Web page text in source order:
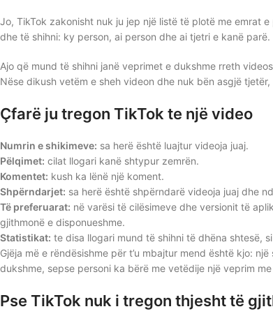
Jo, TikTok zakonisht nuk ju jep një listë të plotë me emrat
dhe të shihni: ky person, ai person dhe ai tjetri e kanë parë.
Ajo që mund të shihni janë veprimet e dukshme rreth
Nëse dikush vetëm e sheh videon dhe nuk bën asgjë
Çfarë ju tregon TikTok te një video
Numrin e shikimeve: sa herë është luajtur videoja juaj.
Pëlqimet: cilat llogari kanë shtypur zemrën.
Komentet: kush ka lënë një koment.
Shpërndarjet: sa herë është shpërndarë videoja juaj dhe
Të preferuarat: në varësi të cilësimeve dhe versionit të
gjithmonë e disponueshme.
Statistikat: te disa llogari mund të shihni të dhëna shtesë,
Gjëja më e rëndësishme për t’u mbajtur mend është kjo:
dukshme, sepse personi ka bërë me vetëdije një veprim
Pse TikTok nuk i tregon thjesht të